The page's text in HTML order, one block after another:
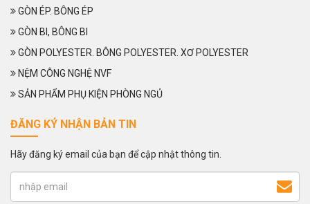
GÒN ÉP. BÔNG ÉP
GÒN BI, BÔNG BI
GÒN POLYESTER. BÔNG POLYESTER. XƠ POLYESTER
NỆM CÔNG NGHỆ NVF
SẢN PHẨM PHỤ KIỆN PHÒNG NGỦ
ĐĂNG KÝ NHẬN BẢN TIN
Hãy đăng ký email của bạn để cập nhật thông tin.